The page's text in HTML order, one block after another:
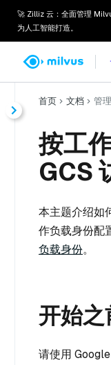
🚀 Zilliz 云：全面管理
为人工智能打造。
首页 文档 管
按工
GCS
本主题介绍如
作负载身份配
负载身份。
开始之
请使用